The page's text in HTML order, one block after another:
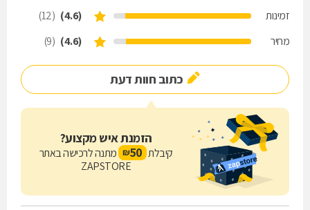
זמינות
(4.6)
(12)
מחיר
(4.6)
(9)
כתוב חוות דעת
הזמנת איש מקצוע?
קיבלת 50
₪ מתנה לרכישה באתר
ZAPSTORE